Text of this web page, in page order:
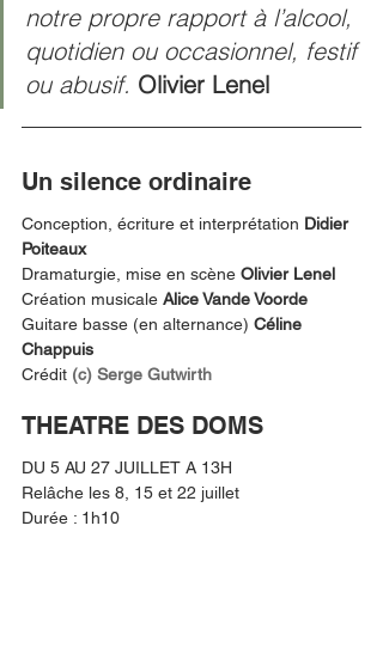
notre propre rapport à l’alcool,
quotidien ou occasionnel, festif
ou abusif. Olivier Lenel
Un silence ordinaire
Conception, écriture et interprétation Didier
Poiteaux
Dramaturgie, mise en scène Olivier Lenel
Création musicale Alice Vande Voorde
Guitare basse (en alternance) Céline
Chappuis
Crédit (c) Serge Gutwirth
THEATRE DES DOMS
DU 5 AU 27 JUILLET A 13H
Relâche les 8, 15 et 22 juillet
Durée : 1h10